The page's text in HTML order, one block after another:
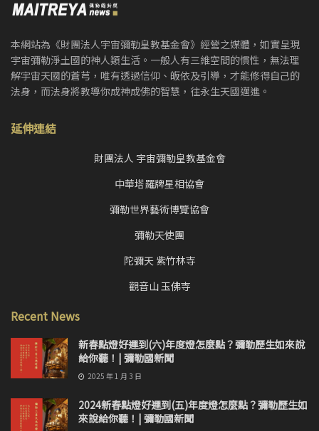
本網站為《財團法人宇宙彌勒皇教基金會》經營之媒體，如實呈現
宇宙彌勒淨土國的神人類生活。一般人有三維空間的慣性，無法理
解宇宙天國的蒼芎，唯有透過信仰、皈依及引導，才能修得自己的
法身，而法身將教導你成神成佛的智慧，往永生天國邁進。
延伸連結
財團法人 宇宙彌勒皇教基金會
中華塔羅牌星相協會
彌勒世界藝術博覽協會
彌勒天使團
陀彌天 紫竹林寺
觀音山 玉佛寺
Recent News
新春點燈好運到(六)年度燈怎麼點？彌勒歷生如來說
給你聽！| 彌勒國新聞
2025 年 1 月 3 日
2024新春點燈好運到(五)年度燈怎麼點？彌勒歷生如
來說給你聽！| 彌勒國新聞